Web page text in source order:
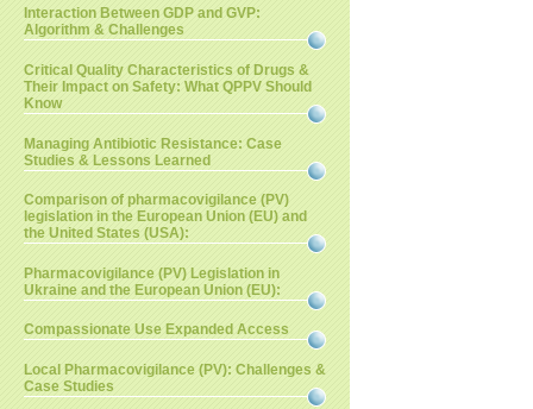
Interaction Between GDP and GVP:
Algorithm & Challenges
Critical Quality Characteristics of Drugs &
Their Impact on Safety: What QPPV Should
Know
Managing Antibiotic Resistance: Case
Studies & Lessons Learned
Comparison of pharmacovigilance (PV)
legislation in the European Union (EU) and
the United States (USA):
Pharmacovigilance (PV) Legislation in
Ukraine and the European Union (EU):
Compassionate Use Expanded Access
Local Pharmacovigilance (PV): Challenges &
Case Studies